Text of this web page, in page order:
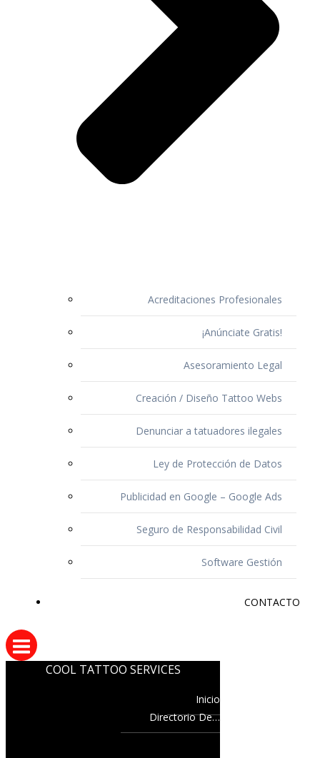
Acreditaciones Profesionales
¡Anúnciate Gratis!
Asesoramiento Legal
Creación / Diseño Tattoo Webs
Denunciar a tatuadores ilegales
Ley de Protección de Datos
Publicidad en Google – Google Ads
Seguro de Responsabilidad Civil
Software Gestión
CONTACTO
COOL TATTOO SERVICES
Inicio
Directorio De…